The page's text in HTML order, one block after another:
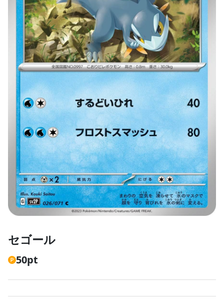
セゴール
50pt